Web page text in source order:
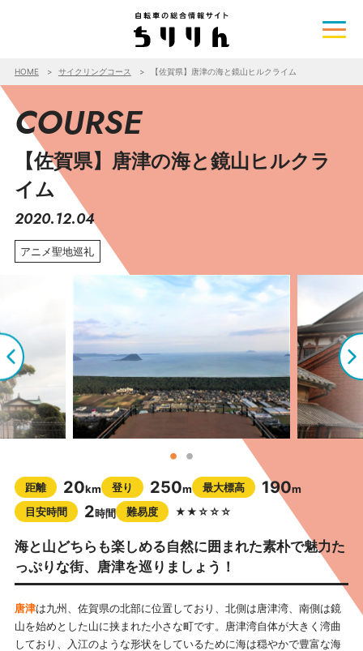
HOME サイクリングコース 【佐賀県】唐津の海と鏡山ヒルクライム
COURSE
【佐賀県】唐津の海と鏡山ヒルクラ
イム
2020.12.04
アニメ聖地巡礼
距離 20km 登り 250m 最大標高 190m
目安時間
2時間 難易度 ★★☆☆☆
海と山どちらも楽しめる自然に囲まれた素朴で魅力た
っぷりな街、唐津を巡りましょう！
唐津は九州、佐賀県の北部に位置しており、北側は唐津湾、南側は鏡
山を始めとした山に挟まれた小さな町です。唐津湾自体が大きく湾曲
しており、入江のような形状をしているために海は穏やかで豊富な海